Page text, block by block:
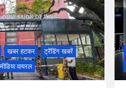
खबर हटकर
ट्रेंडिंग खबरें
वायरल